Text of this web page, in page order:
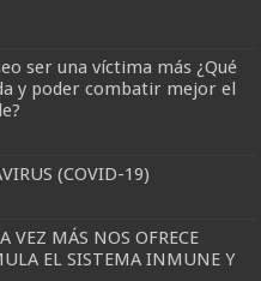
ser una víctima más ¿Qué
y poder combatir mejor el
(COVID-19)
VEZ MÁS NOS OFRECE
EL SISTEMA INMUNE Y